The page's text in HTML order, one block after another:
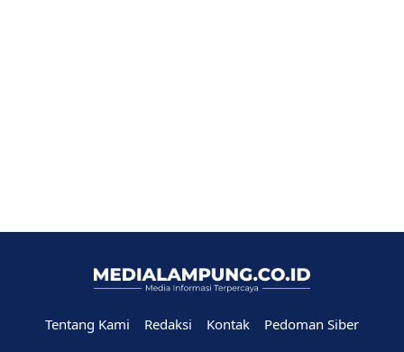
Tentang Kami Redaksi Kontak
Pedoman Siber